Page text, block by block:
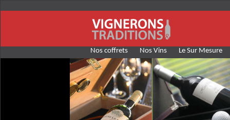
Nos coffrets Nos Vins Le Sur Mesure